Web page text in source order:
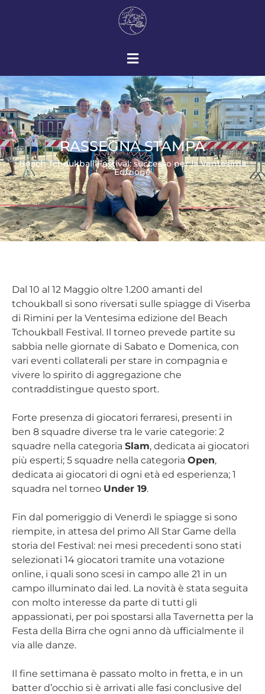
RASSEGNA STAMPA
Beach Tchoukball Festival: successo per la Ventesima
Edizione
Dal 10 al 12 Maggio oltre 1.200 amanti del
tchoukball si sono riversati sulle spiagge di Viserba
di Rimini per la Ventesima edizione del Beach
Tchoukball Festival. Il torneo prevede partite su
sabbia nelle giornate di Sabato e Domenica, con
vari eventi collaterali per stare in compagnia e
vivere lo spirito di aggregazione che
contraddistingue questo sport.
Forte presenza di giocatori ferraresi, presenti in
ben 8 squadre diverse tra le varie categorie: 2
squadre nella categoria Slam, dedicata ai giocatori
più esperti; 5 squadre nella categoria Open,
dedicata ai giocatori di ogni età ed esperienza; 1
squadra nel torneo Under 19.
Fin dal pomeriggio di Venerdì le spiagge si sono
riempite, in attesa del primo All Star Game della
storia del Festival: nei mesi precedenti sono stati
selezionati 14 giocatori tramite una votazione
online, i quali sono scesi in campo alle 21 in un
campo illuminato dai led. La novità è stata seguita
con molto interesse da parte di tutti gli
appassionati, per poi spostarsi alla Tavernetta per la
Festa della Birra che ogni anno dà ufficialmente il
via alle danze.
Il fine settimana è passato molto in fretta, e in un
batter d’occhio si è arrivati alle fasi conclusive del